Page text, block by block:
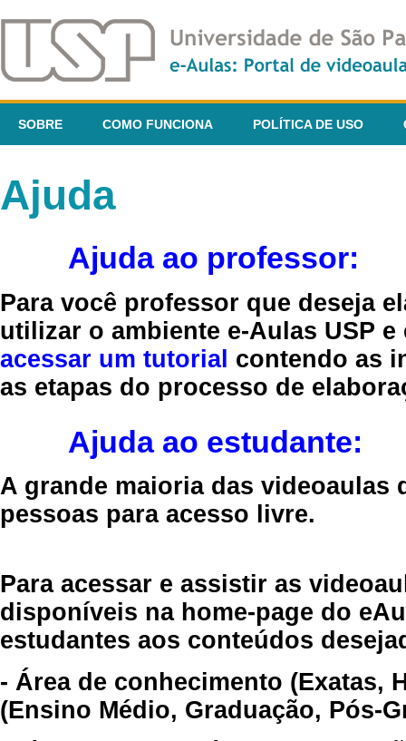
SOBRE COMO FUNCIONA POLÍTICA DE USO
Ajuda
Ajuda ao professor:
Para você professor que deseja
utilizar o ambiente e-Aulas USP
acessar um tutorial contendo as
as etapas do processo de
Ajuda ao estudante:
A grande maioria das videoaulas
pessoas para acesso livre.
Para acessar e assistir as
disponíveis na home-page do
estudantes aos conteúdos
- Área de conhecimento (Exatas,
(Ensino Médio, Graduação, Pós-